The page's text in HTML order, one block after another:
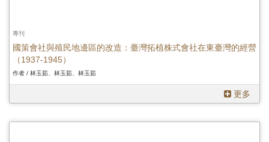
專刊
國策會社與殖民地邊區的改造：臺灣拓植株式會社在東臺灣的經營
（1937-1945）
作者 / 林玉茹、林玉茹、林玉茹
更多